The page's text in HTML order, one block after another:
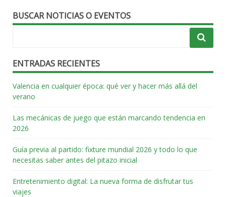
BUSCAR NOTICIAS O EVENTOS
ENTRADAS RECIENTES
Valencia en cualquier época: qué ver y hacer más allá del
verano
Las mecánicas de juego que están marcando tendencia en
2026
Guía previa al partido: fixture mundial 2026 y todo lo que
necesitas saber antes del pitazo inicial
Entretenimiento digital: La nueva forma de disfrutar tus
viajes